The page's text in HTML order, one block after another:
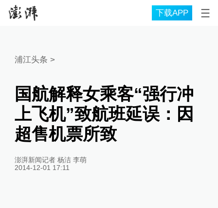
下载APP
浦江头条 >
国航解释女乘客“强行冲
上飞机”致航班延误：因
超售机票所致
澎湃新闻记者 杨洁 李萌
2014-12-01 17:11